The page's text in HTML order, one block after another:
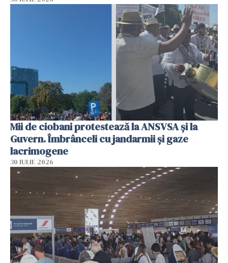
Mii de ciobani protestează la ANSVSA și la
Guvern. Îmbrânceli cu jandarmii și gaze
lacrimogene
30 IULIE 2026